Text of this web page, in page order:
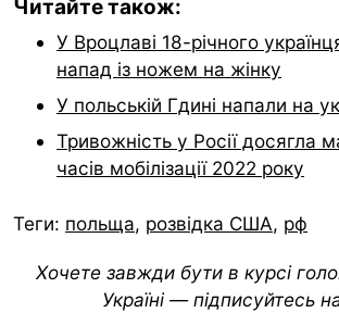
Читайте також:
У Вроцлаві 18-річного
напад із ножем на жінку
У польській Гдині напали на
Тривожність у Росії досягла
часів мобілізації 2022 року
Теги: польща, розвідка США, рф
Хочете завжди бути в курсі
Україні — підписуйтесь